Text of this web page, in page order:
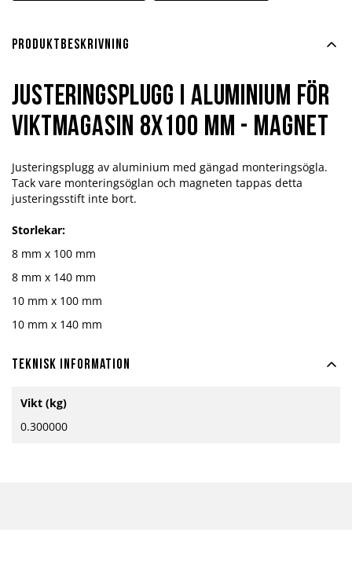
Produktbeskrivning
Justeringsplugg i Aluminium för
Viktmagasin 8x100 mm - magnet
Justeringsplugg av aluminium med gängad monteringsögla.
Tack vare monteringsöglan och magneten tappas detta
justeringsstift inte bort.
Storlekar:
8 mm x 100 mm
8 mm x 140 mm
10 mm x 100 mm
10 mm x 140 mm
Teknisk information
information
Vikt (kg)
0.300000